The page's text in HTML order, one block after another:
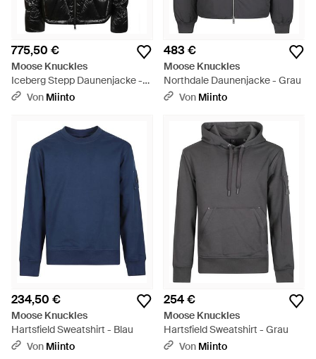
775,50 €
Moose Knuckles
Iceberg Stepp Daunenjacke -
Schwarz
Von Miinto
483 €
Moose Knuckles
Northdale Daunenjacke - Grau
Von Miinto
234,50 €
Moose Knuckles
Hartsfield Sweatshirt - Blau
Von Miinto
254 €
Moose Knuckles
Hartsfield Sweatshirt - Grau
Von Miinto